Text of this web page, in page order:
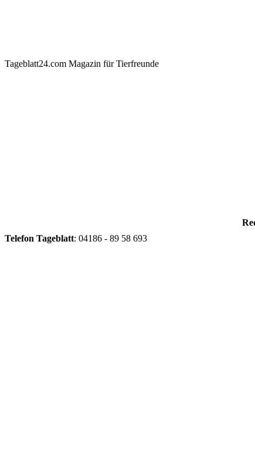
Tageblatt24.com Magazin für Tierfreunde
Telefon Tageblatt: 04186 - 89 58 693